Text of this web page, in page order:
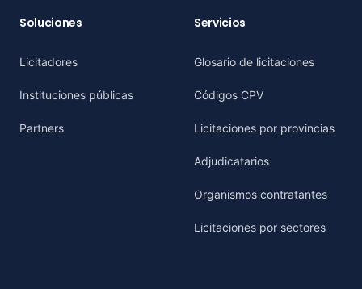
Soluciones
Licitadores
Instituciones públicas
Partners
Servicios
Glosario de licitaciones
Códigos CPV
Licitaciones por provincias
Adjudicatarios
Organismos contratantes
Licitaciones por sectores